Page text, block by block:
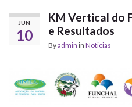
JUN
10
KM Vertical do
e Resultados
Byadmin in Noticias